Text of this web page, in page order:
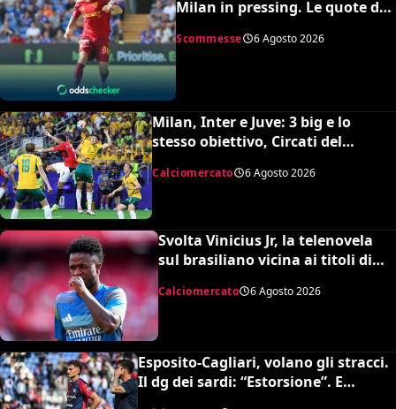
Milan in pressing. Le quote dei
Scommesse 6 Agosto 2026
Milan, Inter e Juve: 3 big e lo
stesso obiettivo, Circati del
Calciomercato 6 Agosto 2026
Svolta Vinicius Jr, la telenovela
sul brasiliano vicina ai titoli di
coda: accordo monstre
Calciomercato 6 Agosto 2026
Esposito-Cagliari, volano gli stracci.
Il dg dei sardi: “Estorsione”. E